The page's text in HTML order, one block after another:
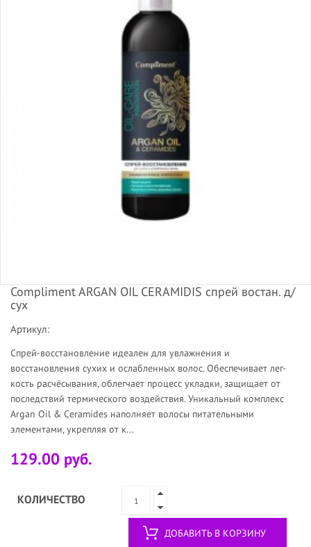
Compliment ARGAN OIL CERAMIDIS спрей востан. д/
сух
Артикул:
Спрей-восстановление идеален для увлажнения и
восстановления сухих и ослабленных волос. Обеспечивает лег-
кость расчёсывания, облегчает процесс укладки, защищает от
последствий термического воздействия. Уникальный комплекс
Аrgan Oil & Ceramides наполняет волосы питательными
элементами, укрепляя от к...
129.00 руб.
КОЛИЧЕСТВО
ДОБАВИТЬ В КОРЗИНУ